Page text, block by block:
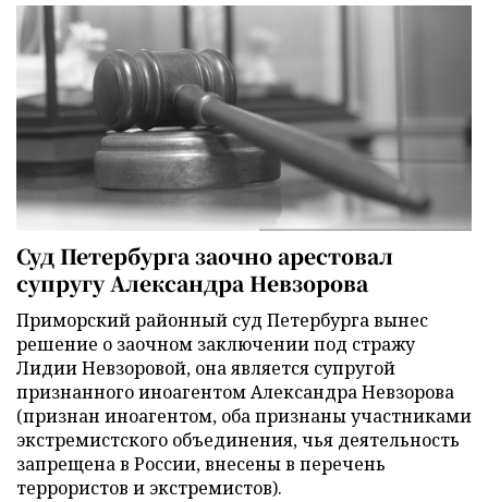
Суд Петербурга заочно арестовал
супругу Александра Невзорова
Приморский районный суд Петербурга вынес
решение о заочном заключении под стражу
Лидии Невзоровой, она является супругой
признанного иноагентом Александра Невзорова
(признан иноагентом, оба признаны участниками
экстремистского объединения, чья деятельность
запрещена в России, внесены в перечень
террористов и экстремистов).